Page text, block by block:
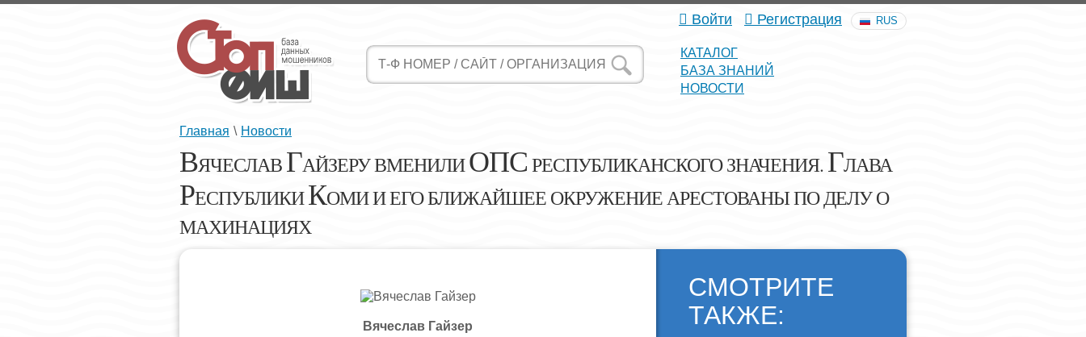
КАТАЛОГ
БАЗА ЗНАНИЙ
НОВОСТИ
Войти Регистрация RUS
Главная \ Новости
ВЯЧЕСЛАВГАЙЗЕРУ ВМЕНИЛИОПСРЕСПУБЛИКАНСКОГО ЗНАЧЕНИЯ.ГЛАВА
РЕСПУБЛИКИКОМИ И ЕГО БЛИЖАЙШЕЕ ОКРУЖЕНИЕ АРЕСТОВАНЫ ПО ДЕЛУ О
МАХИНАЦИЯХ
Вячеслав Гайзер
СМОТРИТЕ
ТАКЖЕ: